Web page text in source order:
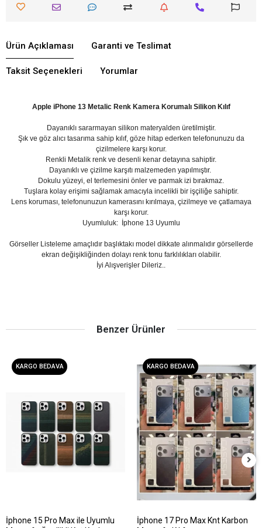
Ürün Açıklaması Garanti ve Teslimat
Taksit Seçenekleri Yorumlar
Apple iPhone 13 Metalic Renk Kamera Korumalı Silikon Kılıf
Dayanıklı sararmayan silikon materyalden üretilmiştir.
Şık ve göz alıcı tasarıma sahip kılıf, göze hitap ederken telefonunuzu da
çizilmelere karşı korur.
Renkli Metalik renk ve desenli kenar detayına sahiptir.
Dayanıklı ve çizilme karşıtı malzemeden yapılmıştır.
Dokulu yüzeyi, el terlemesini önler ve parmak izi bırakmaz.
Tuşlara kolay erişimi sağlamak amacıyla incelikli bir işçiliğe sahiptir.
Lens koruması, telefonunuzun kamerasını kırılmaya, çizilmeye ve çatlamaya
karşı korur.
Uyumluluk: İphone 13 Uyumlu
Görseller Listeleme amaçlıdır başlıktakı model dikkate alınmalıdır görsellerde
ekran değişikliğinden dolayı renk tonu farklılıkları olabilir.
İyi Alışverişler Dileriz..
Benzer Ürünler
KARGO BEDAVA
İphone 15 Pro Max ile Uyumlu
KARGO BEDAVA
İphone 17 Pro Max Knt Karbon